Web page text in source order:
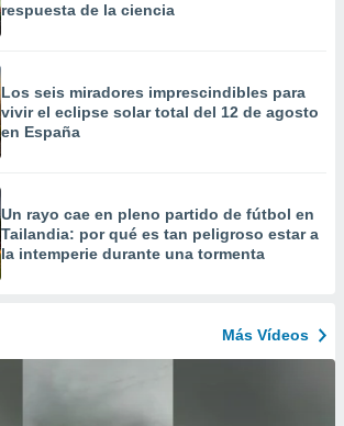
respuesta de la ciencia
Los seis miradores imprescindibles para
vivir el eclipse solar total del 12 de agosto
en España
Un rayo cae en pleno partido de fútbol en
Tailandia: por qué es tan peligroso estar a
la intemperie durante una tormenta
Más Vídeos